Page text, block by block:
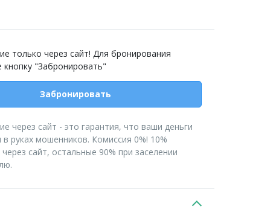
только через сайт! Для бронирования
кнопку "Забронировать"
Забронировать
через сайт - это гарантия, что ваши деньги
в руках мошенников. Комиссия 0%! 10%
сайт, остальные 90% при заселении